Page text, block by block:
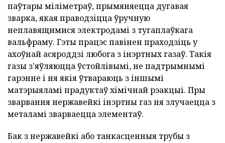
паўтары міліметраў, прымяняецца дугавая
зварка, якая праводзіцца ўручную
неплавящимися электродамі з тугаплаўкага
вальфраму. Гэты працэс павінен праходзіць у
ахоўнай асяроддзі любога з інэртных газаў. Такія
газы з'яўляюцца ўстойлівымі, не падтрымнымі
гарэнне і ня якія ўтвараюць з іншымі
матэрыяламі прадуктаў хімічнай рэакцыі. Пры
зварвання нержавейкі інэртны газ ня злучаецца з
металамі зварваецца элементаў.
Бак з нержавейкі або танкасценныя трубы з